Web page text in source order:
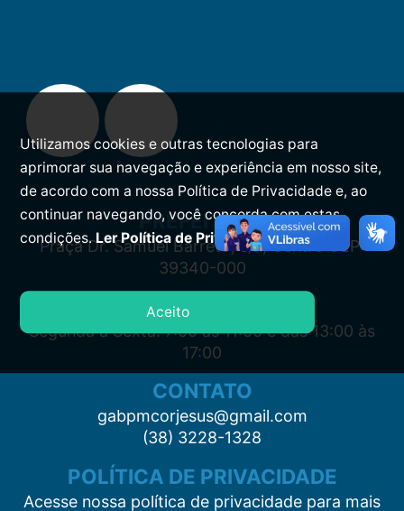
PREFEITURA
Praça Dr. Samuel Barreto, s/n, Centro CEP:
39340-000
ATENDIMENTO
Segunda à Sexta: 7:00 às 11:00 e das 13:00 às
17:00
CONTATO
gabpmcorjesus@gmail.com
(38) 3228-1328
POLÍTICA DE PRIVACIDADE
Acesse nossa política de privacidade para mais
Utilizamos cookies e outras tecnologias para
aprimorar sua navegação e experiência em nosso site,
de acordo com a nossa Política de Privacidade e, ao
continuar navegando, você concorda com estas
condições.Ler Política de Privacidade.
Aceito